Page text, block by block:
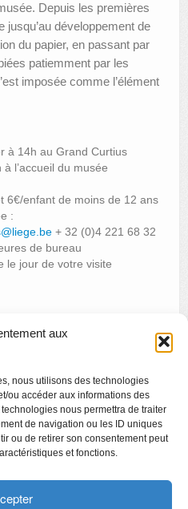
aux
nous utilisons des technologies
ou accéder aux informations des
nous permettra de traiter
de navigation ou les ID uniques
ou de retirer son consentement peut
et fonctions.
Depuis les premières
jusqu’au développement de
du papier, en passant par
patiemment par les
imposée comme l’élément
à 14h au Grand Curtius
l’accueil du musée
6€/enfant de moins de 12 ans
:
+ 32 (0)4 221 68 32
de bureau
le jour de votre visite
« D’un monde à l’autre »
n’est pas un cappucino!
culturels